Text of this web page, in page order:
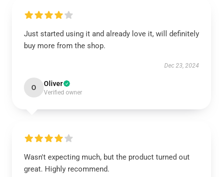
Just started using it and already love it, will definitely
buy more from the shop.
Dec 23, 2024
O Oliver
Verified owner
Wasn't expecting much, but the product turned out
great. Highly recommend.